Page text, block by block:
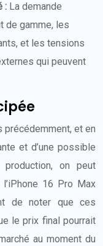
: La demande
de gamme, les
et les tensions
qui peuvent
et en
et d’une possible
on peut
16 Pro Max
de noter que ces
le prix final pourrait
au moment du